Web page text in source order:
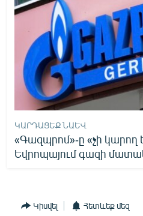
ԿԱՐԴԱՑԵՔ ՆԱԵՎ
«Գազպրոմ»-ը «չի կարող
Եվրոպայում գազի
Կիսվել Հետևեք մեզ